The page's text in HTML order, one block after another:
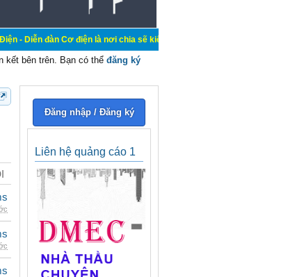
Cơ điện là nơi chia sẽ kiến thức kinh nghiệm trong lãnh vực cơ
kết bên trên. Bạn có thể đăng ký
Đăng nhập / Đăng ký
Liên hệ quảng cáo 1